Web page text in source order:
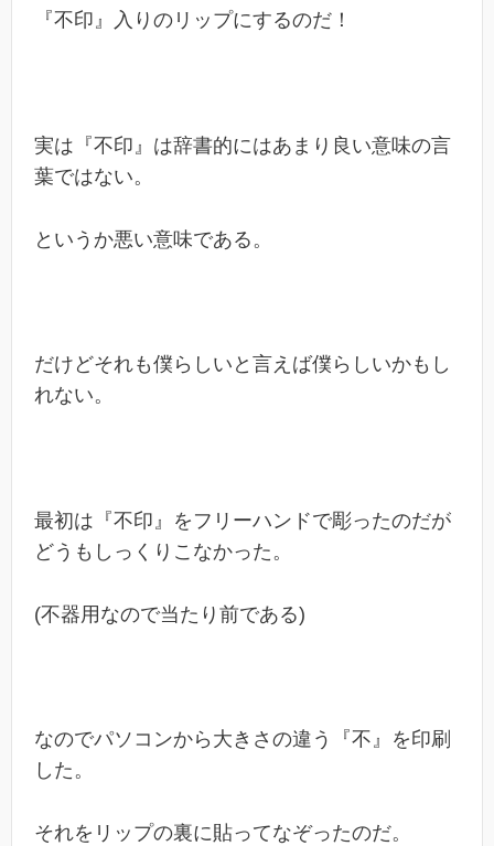
『不印』入りのリップにするのだ！
実は『不印』は辞書的にはあまり良い意味の言
葉ではない。
というか悪い意味である。
だけどそれも僕らしいと言えば僕らしいかもし
れない。
最初は『不印』をフリーハンドで彫ったのだが
どうもしっくりこなかった。
(不器用なので当たり前である)
なのでパソコンから大きさの違う『不』を印刷
した。
それをリップの裏に貼ってなぞったのだ。